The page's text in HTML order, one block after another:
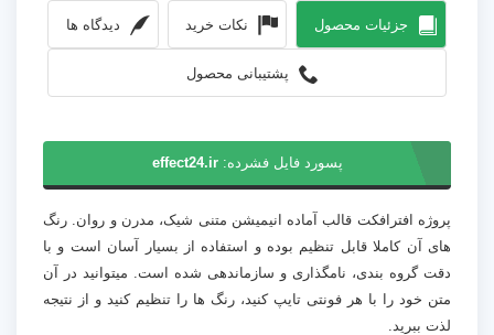
جزئیات محصول نکات خرید دیدگاه ها
پشتیبانی محصول
پسورد فایل فشرده:effect24.ir
پروژه افترافکت قالب آماده انیمیشن متنی شیک، مدرن و روان. رنگ
های آن کاملا قابل تنظیم بوده و استفاده از بسیار آسان است و با
دقت گروه بندی، نامگذاری و سازماندهی شده است. میتوانید در آن
متن خود را با هر فونتی تایپ کنید، رنگ ها را تنظیم کنید و از نتیجه
لذت ببرید.